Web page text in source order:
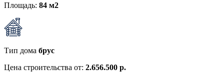
Площадь: 84 м2
Тип дома брус
Цена строительства от: 2.656.500 р.